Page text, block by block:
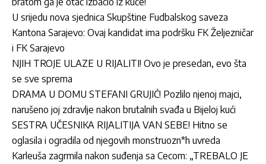
U srijedu nova sjednica Skupštine Fudbalskog saveza
Kantona Sarajevo: Ovaj kandidat ima podršku FK Željezničar
i FK Sarajevo
NJIH TROJE ULAZE U RIJALITI! Ovo je presedan, evo šta
se sve sprema
DRAMA U DOMU STEFANI GRUJIĆ! Pozlilo njenoj majci,
narušeno joj zdravlje nakon brutalnih svađa u Bijeloj kući
SESTRA UČESNIKA RIJALITIJA VAN SEBE! Hitno se
oglasila i ogradila od njegovih monstruozn*h uvreda
Karleuša zagrmila nakon suđenja sa Cecom: „TREBALO JE